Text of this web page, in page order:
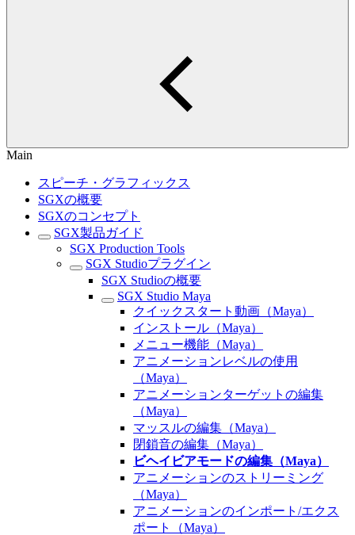
Main
スピーチ・グラフィックス
SGXの概要
SGXのコンセプト
SGX製品ガイド
SGX Production Tools
SGX Studioプラグイン
SGX Studioの概要
SGX Studio Maya
クイックスタート動画（Maya）
インストール（Maya）
メニュー機能（Maya）
アニメーションレベルの使用
（Maya）
アニメーションターゲットの編集
（Maya）
マッスルの編集（Maya）
閉鎖音の編集（Maya）
ビヘイビアモードの編集（Maya）
アニメーションのストリーミング
（Maya）
アニメーションのインポート/エクス
ポート（Maya）